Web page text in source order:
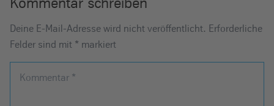
Deine E-Mail-Adresse wird nicht veröffentlicht. Erforderliche
Felder sind mit * markiert
Kommentar *